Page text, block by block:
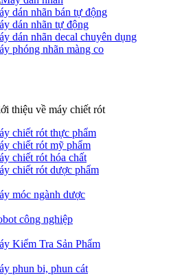
dán nhãn bán tự động
dán nhãn tự động
dán nhãn decal chuyên dụng
phóng nhãn màng co
thiệu về máy chiết rót
chiết rót thực phẩm
chiết rót mỹ phẩm
chiết rót hóa chất
chiết rót dược phẩm
móc ngành dược
công nghiệp
Kiểm Tra Sản Phẩm
phun bi, phun cát